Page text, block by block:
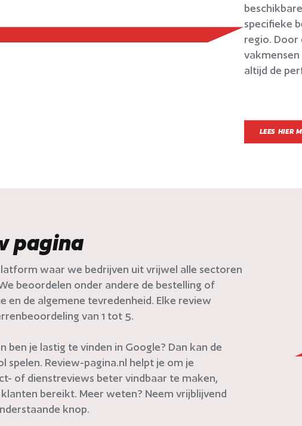
specifieke
regio. Door
altijd de
LEES HIER
pagina
waar we bedrijven uit vrijwel alle sectoren
beoordelen onder andere de bestelling of
en de algemene tevredenheid. Elke review
van 1 tot 5.
ben je lastig te vinden in Google? Dan kan de
spelen. Review-pagina.nl helpt je om je
of dienstreviews beter vindbaar te maken,
bereikt. Meer weten? Neem vrijblijvend
knop.